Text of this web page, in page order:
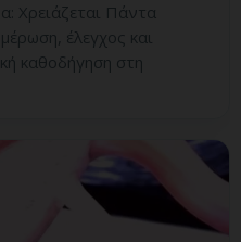
Χρειάζεται Πάντα
έλεγχος και
καθοδήγηση στη